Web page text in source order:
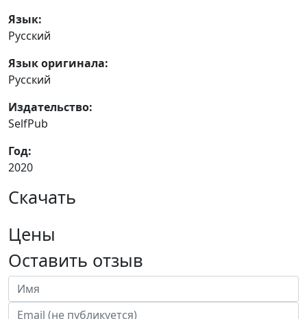
Язык:
Русский
Язык оригинала:
Русский
Издательство:
SelfPub
Год:
2020
Скачать
Цены
Оставить отзыв